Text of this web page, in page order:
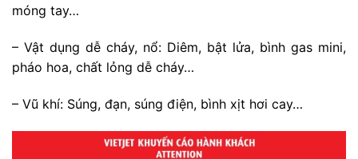
móng tay…
– Vật dụng dễ cháy, nổ: Diêm, bật lửa, bình gas mini,
pháo hoa, chất lỏng dễ cháy…
– Vũ khí: Súng, đạn, súng điện, bình xịt hơi cay…